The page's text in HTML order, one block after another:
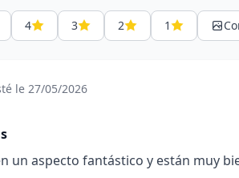
4 3 2 1
le 27/05/2026
un aspecto fantástico y están muy